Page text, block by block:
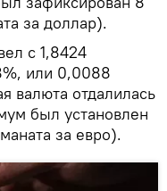
за доллар).
с 1,8424
или 0,0088
валюта отдалилась
был установлен
за евро).